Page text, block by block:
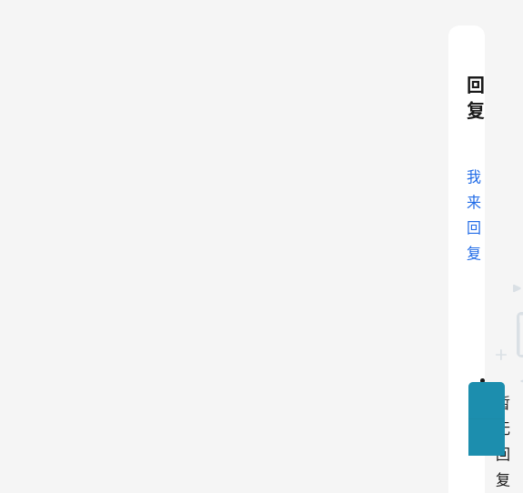
回
复
我
来
回
复
暂
无
回
复